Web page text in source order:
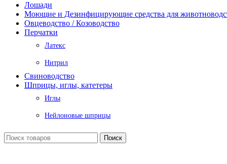
Лошади
Моющие и Дезинфицирующие средства для
Овцеводство / Козоводство
Перчатки
Латекс
Нитрил
Свиноводство
Шприцы, иглы, катетеры
Иглы
Нейлоновые шприцы
Поиск